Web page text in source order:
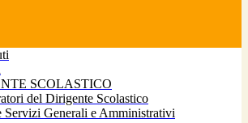
SCOLASTICO
del Dirigente Scolastico
Servizi Generali e Amministrativi